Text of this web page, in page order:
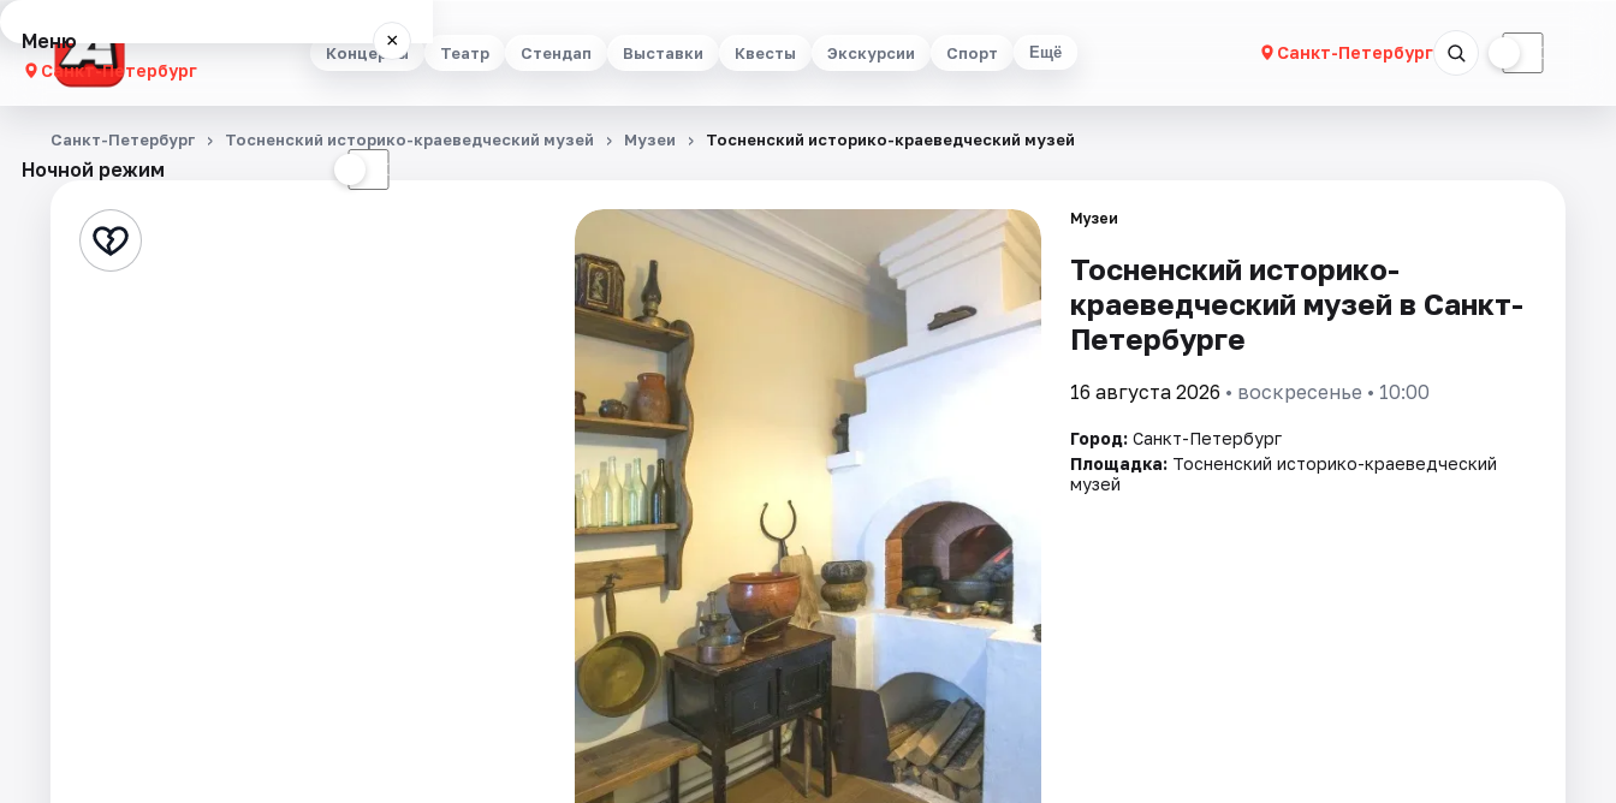
Концерты Театр Стендап Выставки Квесты Экскурсии Спорт Ещё Санкт-Петербург ☾
Меню ×
Санкт-Петербург
Концерты
Стендап
Ночной режим ☾
Санкт-Петербург Тосненский историко-краеведческий музей Музеи Тосненский историко-краеведческий музей
Музеи
Тосненский историко-
краеведческий музей в Санкт-
Петербурге
16 августа 2026 • воскресенье • 10:00
Город: Санкт-Петербург
Площадка: Тосненский историко-краеведческий
музей